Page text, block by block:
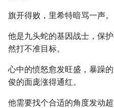
旗开得败，里希特暗骂一声。
他是九头蛇的基因战士，保
然打不准目标。
心中的愤怒愈发旺盛，暴躁
俊的面庞涨得通红。
他需要找个合适的角度发动